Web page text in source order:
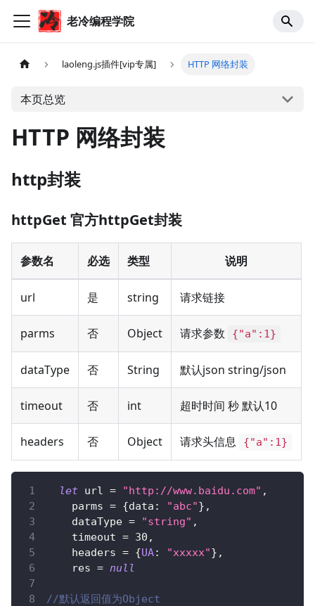
老冷编程学院
laoleng.js插件[vip专属] HTTP 网络封装
本页总览
HTTP 网络封装
http封装
httpGet 官方httpGet封装
参数名 必选 类型 说明
url 是 string 请求链接
parms 否 Object 请求参数 {"a":1}
dataType 否 String 默认json string/json
timeout 否 int 超时时间 秒 默认10
headers 否 Object 请求头信息 {"a":1}
let url = "http://www.baidu.com" ,
    parms
= {data : "abc"} ,
    dataType
= "string" ,
    timeout
= 30 ,
    headers
= {UA: "xxxxx"} ,
    res
= null
//默认返回值为Object